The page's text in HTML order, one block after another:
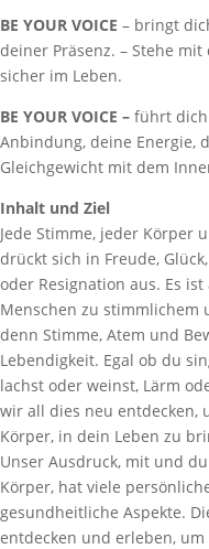
BE YOUR VOICE – bringt
deiner Präsenz. – Stehe
sicher im Leben.
BE YOUR VOICE – führt dich
Anbindung, deine Energie,
Gleichgewicht mit dem
Inhalt und Ziel
Jede Stimme, jeder Körper
drückt sich in Freude,
oder Resignation aus. Es
Menschen zu stimmlichem
denn Stimme, Atem und
Lebendigkeit. Egal ob du
lachst oder weinst, Lärm
wir all dies neu entdecken,
Körper, in dein Leben zu
Unser Ausdruck, mit und
Körper, hat viele
gesundheitliche Aspekte.
entdecken und erleben,